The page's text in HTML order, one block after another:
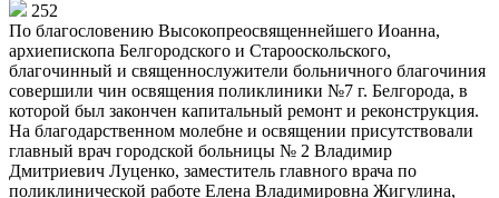
252
По благословению Высокопреосвященнейшего Иоанна,
архиепископа Белгородского и Старооскольского,
благочинный и священнослужители больничного благочиния
совершили чин освящения поликлиники №7 г. Белгорода, в
которой был закончен капитальный ремонт и реконструкция.
На благодарственном молебне и освящении присутствовали
главный врач городской больницы № 2 Владимир
Дмитриевич Луценко, заместитель главного врача по
поликлинической работе Елена Владимировна Жигулина,